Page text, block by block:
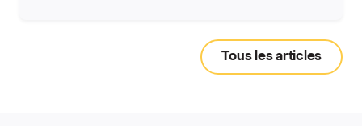
Tous les articles